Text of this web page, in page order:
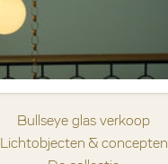
Bullseye glas verkoop
Lichtobjecten & concepten